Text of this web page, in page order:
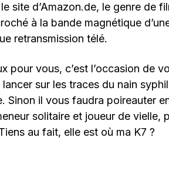
site d’Amazon.de, le genre de
à la bande magnétique
retransmission télé.
pour vous, c’est l’occasion de
sur les traces du nain
Sinon il vous faudra poireauter
solitaire et joueur de vielle,
au fait, elle est où ma K7 ?